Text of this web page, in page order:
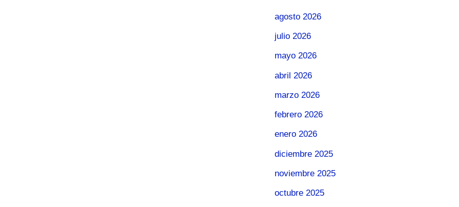
agosto 2026
julio 2026
mayo 2026
abril 2026
marzo 2026
febrero 2026
enero 2026
diciembre 2025
noviembre 2025
octubre 2025